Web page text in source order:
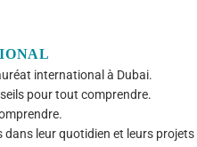
international à Dubai.
pour tout comprendre.
leur quotidien et leurs projets